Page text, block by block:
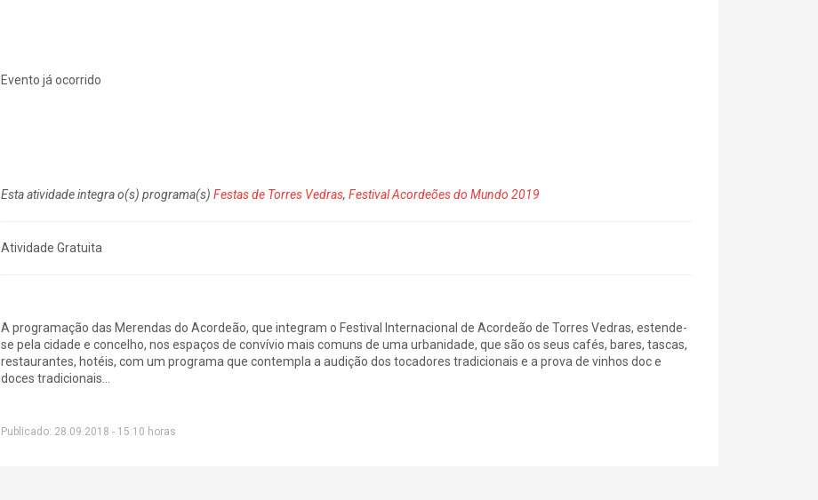
Evento já ocorrido
Esta atividade integra o(s) programa(s) Festas de Torres Vedras, Festival Acordeões do Mundo 2019
Atividade Gratuita
A programação das Merendas do Acordeão, que integram o Festival Internacional de Acordeão de Torres Vedras, estende-
se pela cidade e concelho, nos espaços de convívio mais comuns de uma urbanidade, que são os seus cafés, bares, tascas,
restaurantes, hotéis, com um programa que contempla a audição dos tocadores tradicionais e a prova de vinhos doc e
doces tradicionais...
Publicado: 28.09.2018 - 15:10 horas